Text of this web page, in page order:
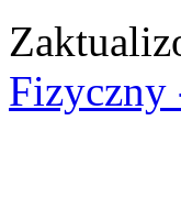
Fizyczny